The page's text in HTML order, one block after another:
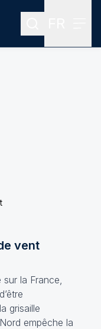
Rechercher
vent
sur la France,
grisaille
empêche la